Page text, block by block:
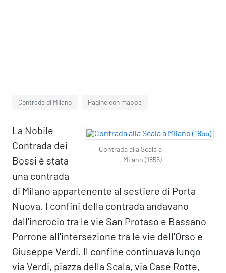
Contrade di Milano Pagine con mappe
Contrada alla Scala a
Milano (1855)
La Nobile
Contrada dei
Bossi è stata
una contrada
di Milano appartenente al sestiere di Porta
Nuova. I confini della contrada andavano
dall'incrocio tra le vie San Protaso e Bassano
Porrone all'intersezione tra le vie dell'Orso e
Giuseppe Verdi. Il confine continuava lungo
via Verdi, piazza della Scala, via Case Rotte,